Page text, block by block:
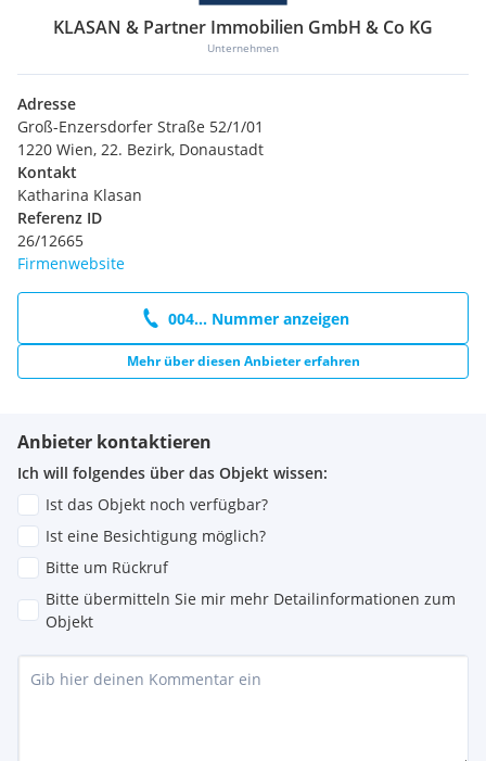
KLASAN & Partner Immobilien GmbH & Co KG
Unternehmen
Adresse
Groß-Enzersdorfer Straße 52/1/01
1220 Wien, 22. Bezirk, Donaustadt
Kontakt
Katharina Klasan
Referenz ID
26/12665
Firmenwebsite
004... Nummer anzeigen
Mehr über diesen Anbieter erfahren
Anbieter kontaktieren
Ich will folgendes über das Objekt wissen:
Ist das Objekt noch verfügbar?
Ist eine Besichtigung möglich?
Bitte um Rückruf
Bitte übermitteln Sie mir mehr Detailinformationen zum
Objekt